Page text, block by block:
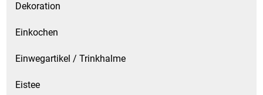
Dekoration
Einkochen
Einwegartikel / Trinkhalme
Eistee